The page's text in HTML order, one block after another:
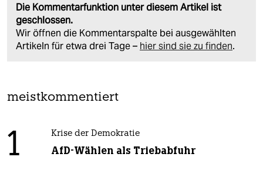
Die Kommentarfunktion unter diesem Artikel ist
geschlossen.
Wir öffnen die Kommentarspalte bei ausgewählten
Artikeln für etwa drei Tage – hier sind sie zu finden.
meistkommentiert
1 Krise der Demokratie
AfD-Wählen als Triebabfuhr